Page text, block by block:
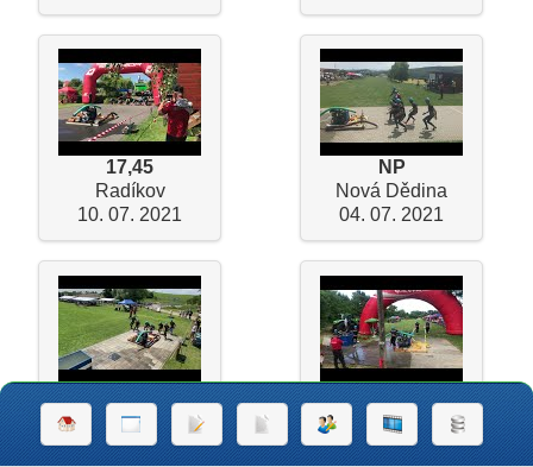
17,45
Radíkov
10. 07. 2021
NP
Nová Dědina
04. 07. 2021
17,29
Roštění
03. 07. 2021
NP
Dětkovice
03. 07. 2021